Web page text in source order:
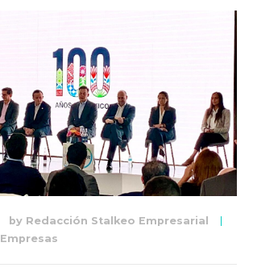
by Redacción Stalkeo Empresarial
Empresas